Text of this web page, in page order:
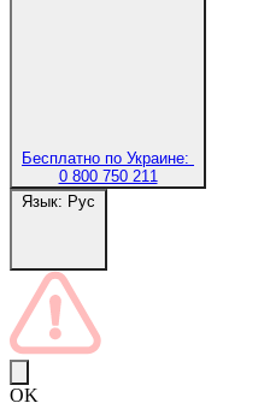
Бесплатно по Украине:
0 800 750 211
Язык: Рус
OK